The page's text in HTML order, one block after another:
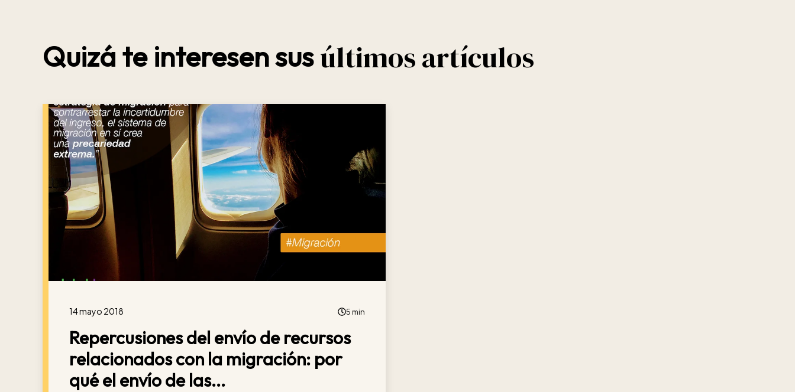
Quizá te interesen sus últimos artículos
14 mayo 2018 5 min
Repercusiones del envío de recursos
relacionados con la migración: por
qué el envío de las...